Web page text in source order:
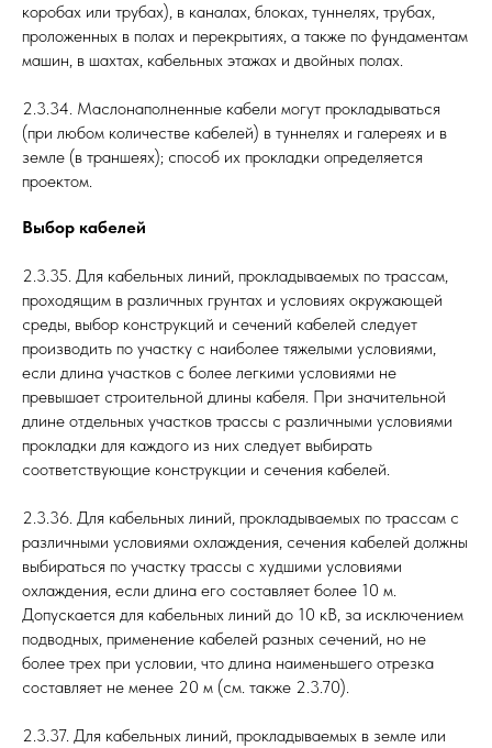
коробах или трубах), в каналах, блоках, туннелях, трубах,
проложенных в полах и перекрытиях, а также по фундаментам
машин, в шахтах, кабельных этажах и двойных полах.
2.3.34. Маслонаполненные кабели могут прокладываться
(при любом количестве кабелей) в туннелях и галереях и в
земле (в траншеях); способ их прокладки определяется
проектом.
Выбор кабелей
2.3.35. Для кабельных линий, прокладываемых по трассам,
проходящим в различных грунтах и условиях окружающей
среды, выбор конструкций и сечений кабелей следует
производить по участку с наиболее тяжелыми условиями,
если длина участков с более легкими условиями не
превышает строительной длины кабеля. При значительной
длине отдельных участков трассы с различными условиями
прокладки для каждого из них следует выбирать
соответствующие конструкции и сечения кабелей.
2.3.36. Для кабельных линий, прокладываемых по трассам с
различными условиями охлаждения, сечения кабелей должны
выбираться по участку трассы с худшими условиями
охлаждения, если длина его составляет более 10 м.
Допускается для кабельных линий до 10 кВ, за исключением
подводных, применение кабелей разных сечений, но не
более трех при условии, что длина наименьшего отрезка
составляет не менее 20 м (см. также 2.3.70).
2.3.37. Для кабельных линий, прокладываемых в земле или